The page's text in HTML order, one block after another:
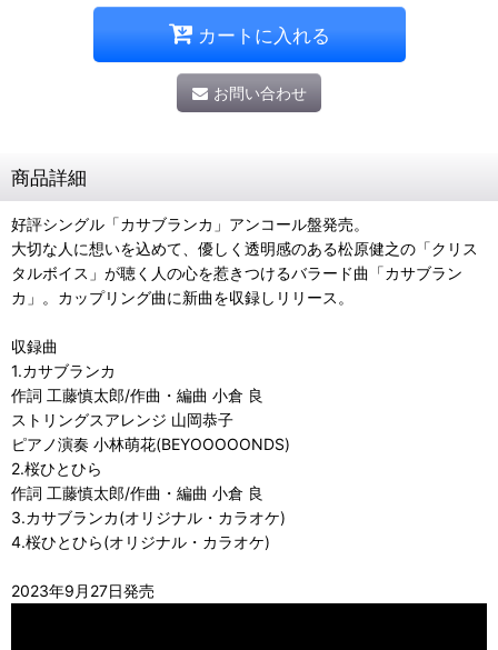
カートに入れる
お問い合わせ
商品詳細
好評シングル「カサブランカ」アンコール盤発売。
大切な人に想いを込めて、優しく透明感のある松原健之の「クリス
タルボイス」が聴く人の心を惹きつけるバラード曲「カサブラン
カ」。カップリング曲に新曲を収録しリリース。
収録曲
1.カサブランカ
作詞 工藤慎太郎/作曲・編曲 小倉 良
ストリングスアレンジ 山岡恭子
ピアノ演奏 小林萌花(BEYOOOOONDS)
2.桜ひとひら
作詞 工藤慎太郎/作曲・編曲 小倉 良
3.カサブランカ(オリジナル・カラオケ)
4.桜ひとひら(オリジナル・カラオケ)
2023年9月27日発売